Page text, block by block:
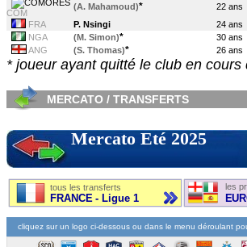
COM
(A. Mahamoud)* 22 ans
FRA
P. Nsingi 24 ans
NGA
(M. Simon)* 30 ans
ANG
(S. Thomas)* 26 ans
* joueur ayant quitté le club en cours
MERCATO / TRANSFERTS
Mercato Eté 2025
tous les transferts
FRANCE - Ligue 1
les
cliquez sur un logo ci-dessous ou dans le menu déroulant